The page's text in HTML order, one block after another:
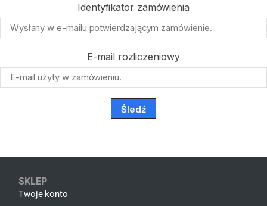
Identyfikator zamówienia
E-mail rozliczeniowy
Śledź
SKLEP
Twoje konto